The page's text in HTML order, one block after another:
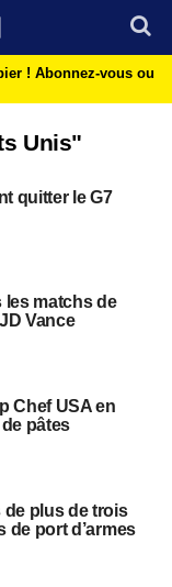
! Abonnez-vous ou
Unis"
quitter le G7
les matchs de
Vance
Chef USA en
pâtes
de plus de trois
de port d’armes